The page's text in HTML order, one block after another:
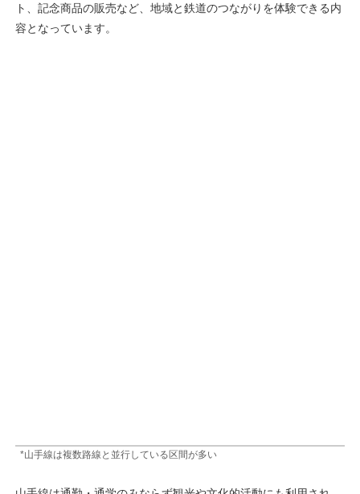
ト、記念商品の販売など、地域と鉄道のつながりを体験できる内
容となっています。
*山手線は複数路線と並行している区間が多い